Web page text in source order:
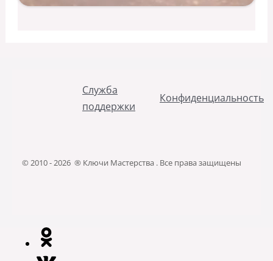
Служба
поддержки
Конфиденциальность
© 2010 - 2026 ® Ключи Мастерства . Все права защищены